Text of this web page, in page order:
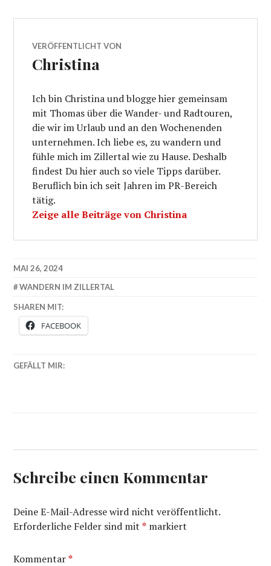
VERÖFFENTLICHT VON
Christina
Ich bin Christina und blogge hier gemeinsam
mit Thomas über die Wander- und Radtouren,
die wir im Urlaub und an den Wochenenden
unternehmen. Ich liebe es, zu wandern und
fühle mich im Zillertal wie zu Hause. Deshalb
findest Du hier auch so viele Tipps darüber.
Beruflich bin ich seit Jahren im PR-Bereich
tätig.
Zeige alle Beiträge von Christina
MAI 26, 2024
WANDERN IM ZILLERTAL
SHAREN MIT:
FACEBOOK
GEFÄLLT MIR:
Schreibe einen Kommentar
Deine E-Mail-Adresse wird nicht veröffentlicht.
Erforderliche Felder sind mit* markiert
Kommentar*